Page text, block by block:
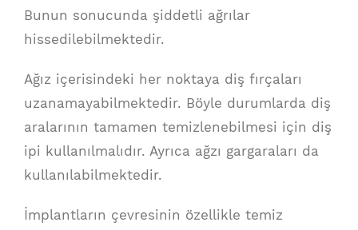
Bunun sonucunda şiddetli ağrılar
hissedilebilmektedir.
Ağız içerisindeki her noktaya diş fırçaları
uzanamayabilmektedir. Böyle durumlarda diş
aralarının tamamen temizlenebilmesi için diş
ipi kullanılmalıdır. Ayrıca ağzı gargaraları da
kullanılabilmektedir.
İmplantların çevresinin özellikle temiz